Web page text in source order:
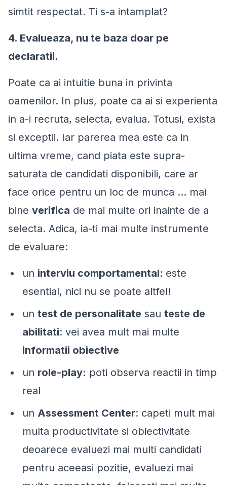
simtit respectat. Ti s-a intamplat?
4. Evalueaza, nu te baza doar pe
declaratii.
Poate ca ai intuitie buna in privinta
oamenilor. In plus, poate ca ai si experienta
in a-i recruta, selecta, evalua. Totusi, exista
si exceptii. Iar parerea mea este ca in
ultima vreme, cand piata este supra-
saturata de candidati disponibili, care ar
face orice pentru un loc de munca … mai
bine verifica de mai multe ori inainte de a
selecta. Adica, ia-ti mai multe instrumente
de evaluare:
un interviu comportamental: este
esential, nici nu se poate altfel!
un test de personalitate sau teste de
abilitati: vei avea mult mai multe
informatii obiective
un role-play: poti observa reactii in timp
real
un Assessment Center: capeti mult mai
multa productivitate si obiectivitate
deoarece evaluezi mai multi candidati
pentru aceeasi pozitie, evaluezi mai